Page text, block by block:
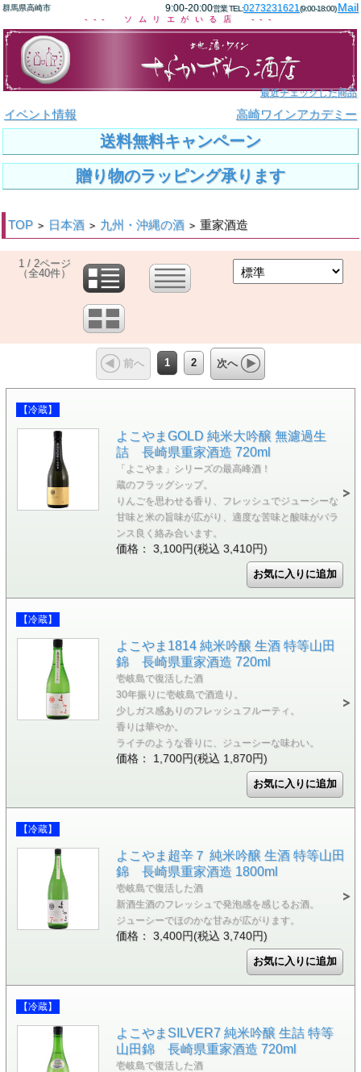
群馬県高崎市 9:00-20:00営業 TEL:0273231621(9:00-18:00)Mail
--- ソムリエがいる店 ---
最近チェックした商品
イベント情報 高崎ワインアカデミー
送料無料キャンペーン
贈り物のラッピング承ります
TOP > 日本酒 > 九州・沖縄の酒 > 重家酒造
1 / 2ページ
（全40件）
前へ 1 2 次へ
【冷蔵】
よこやまGOLD 純米大吟醸 無濾過生
詰 長崎県重家酒造 720ml
「よこやま」シリーズの最高峰酒！
蔵のフラッグシップ。
りんごを思わせる香り、フレッシュでジューシーな
甘味と米の旨味が広がり、適度な苦味と酸味がバラ
ンス良く絡み合います。
価格： 3,100円(税込 3,410円)
【冷蔵】
よこやま1814 純米吟醸 生酒 特等山田
錦 長崎県重家酒造 720ml
壱岐島で復活した酒
30年振りに壱岐島で酒造り。
少しガス感ありのフレッシュフルーティ。
香りは華やか。
ライチのような香りに、ジューシーな味わい。
価格： 1,700円(税込 1,870円)
【冷蔵】
よこやま超辛７ 純米吟醸 生酒 特等山田
錦 長崎県重家酒造 1800ml
壱岐島で復活した酒
新酒生酒のフレッシュで発泡感を感じるお酒。
ジューシーでほのかな甘みが広がります。
価格： 3,400円(税込 3,740円)
【冷蔵】
よこやまSILVER7 純米吟醸 生詰 特等
山田錦 長崎県重家酒造 720ml
壱岐島で復活した酒